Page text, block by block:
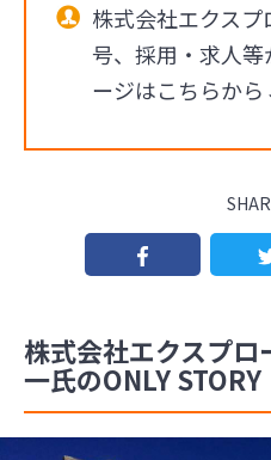
株式会社エクス
号、採用・求人
ージはこちらか
株式会社エクスプ
一氏のONLY STORY